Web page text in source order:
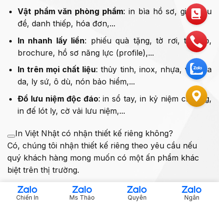
Vật phẩm văn phòng phẩm: in bìa hồ sơ, giấy tiêu
đề, danh thiếp, hóa đơn,...
In nhanh lấy liền: phiếu quà tặng, tờ rơi, tờ gấp,
brochure, hồ sơ năng lực (profile),...
In trên mọi chất liệu: thủy tinh, inox, nhựa, vải, bìa
da, ly sứ, ô dù, nón bảo hiểm,...
Đồ lưu niệm độc đáo: in sổ tay, in kỷ niệm chương,
in đế lót ly, cờ vải lưu niệm,...
In Việt Nhật có nhận thiết kế riêng không?
Có, chúng tôi nhận thiết kế riêng theo yêu cầu nếu
quý khách hàng mong muốn có một ấn phẩm khác
biệt trên thị trường.
In Việt Nhật có in nhanh trong ngày không?
Chiến In Ms Thảo Quyên Ngân